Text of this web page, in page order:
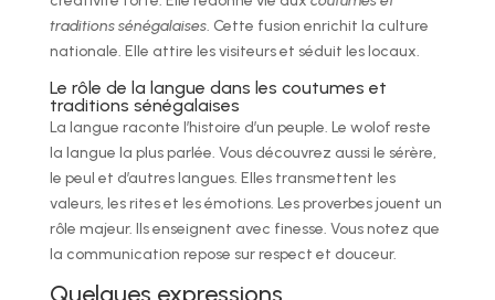
traditions sénégalaises. Cette fusion enrichit la culture
nationale. Elle attire les visiteurs et séduit les locaux.
Le rôle de la langue dans les coutumes et
traditions sénégalaises
La langue raconte l’histoire d’un peuple. Le wolof reste
la langue la plus parlée. Vous découvrez aussi le sérère,
le peul et d’autres langues. Elles transmettent les
valeurs, les rites et les émotions. Les proverbes jouent un
rôle majeur. Ils enseignent avec finesse. Vous notez que
la communication repose sur respect et douceur.